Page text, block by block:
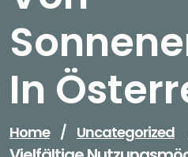
In
Home / Uncategorized